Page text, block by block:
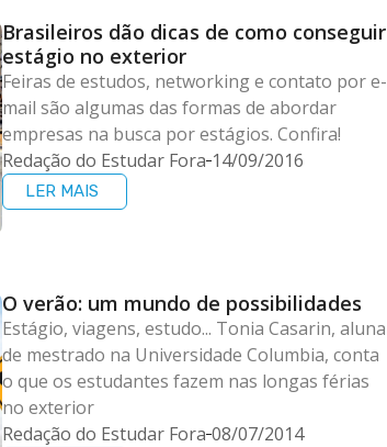
Brasileiros dão dicas de como conseguir
estágio no exterior
Feiras de estudos, networking e contato por e-
mail são algumas das formas de abordar
empresas na busca por estágios. Confira!
Redação do Estudar Fora 14/09/2016
LER MAIS
O verão: um mundo de possibilidades
Estágio, viagens, estudo... Tonia Casarin, aluna
de mestrado na Universidade Columbia, conta
o que os estudantes fazem nas longas férias
no exterior
Redação do Estudar Fora 08/07/2014